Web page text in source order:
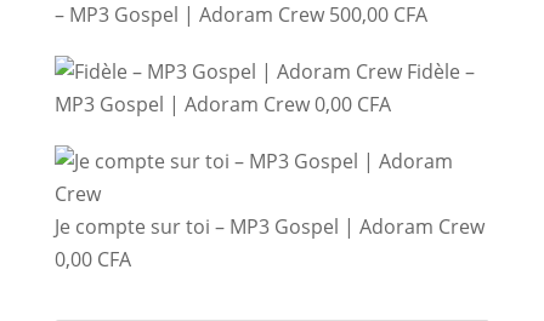
– MP3 Gospel | Adoram Crew 500,00 CFA
Fidèle –
MP3 Gospel | Adoram Crew0,00 CFA
Je compte sur toi – MP3 Gospel | Adoram Crew
0,00 CFA